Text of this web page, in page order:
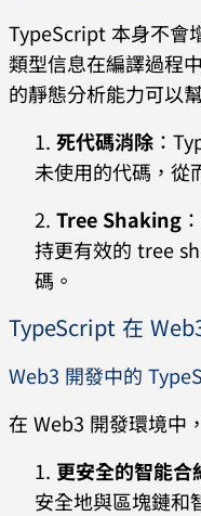
TypeScript 本身不會
類型信息在編譯過程
的靜態分析能力可以
死代碼消除 ：
未使用的代碼，從
Tree Shaking
持更有效的 tree
碼。
TypeScript 在
Web3 開發中的
在 Web3 開發環境中
更安全的智能合
安全地與區塊鏈和